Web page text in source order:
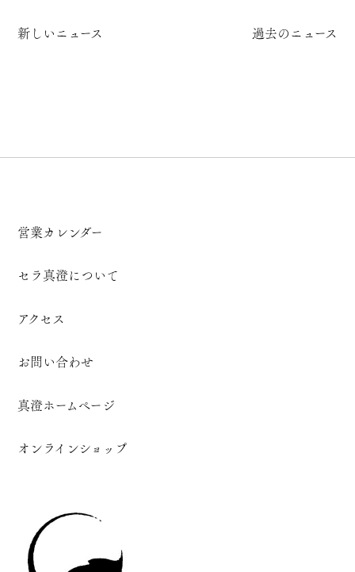
新しいニュース 過去のニュース
営業カレンダー
セラ真澄について
アクセス
お問い合わせ
真澄ホームページ
オンラインショップ